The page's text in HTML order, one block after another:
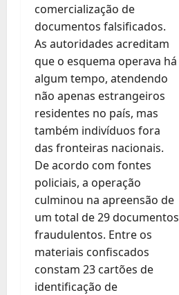
comercialização de
documentos falsificados.
As autoridades acreditam
que o esquema operava há
algum tempo, atendendo
não apenas estrangeiros
residentes no país, mas
também indivíduos fora
das fronteiras nacionais.
De acordo com fontes
policiais, a operação
culminou na apreensão de
um total de 29 documentos
fraudulentos. Entre os
materiais confiscados
constam 23 cartões de
identificação de